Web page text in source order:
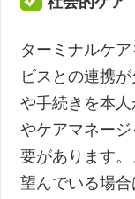
ターミナルケ
ビスとの連携
や手続きを本
やケアマネー
要があります
望んでいる場